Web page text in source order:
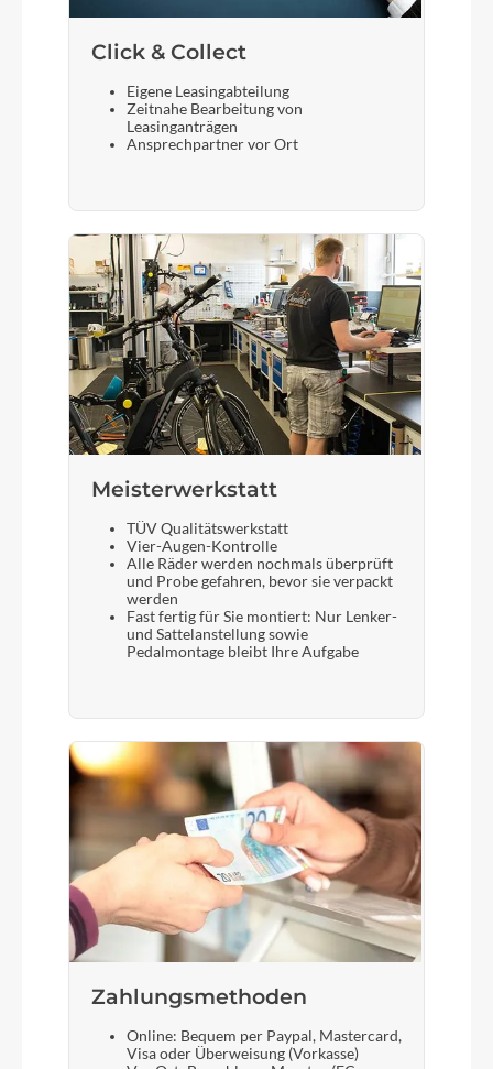
Click & Collect
Eigene Leasingabteilung
Zeitnahe Bearbeitung von
Leasinganträgen
Ansprechpartner vor Ort
Meisterwerkstatt
TÜV Qualitätswerkstatt
Vier-Augen-Kontrolle
Alle Räder werden nochmals überprüft
und Probe gefahren, bevor sie verpackt
werden
Fast fertig für Sie montiert: Nur Lenker-
und Sattelanstellung sowie
Pedalmontage bleibt Ihre Aufgabe
Zahlungsmethoden
Online: Bequem per Paypal, Mastercard,
Visa oder Überweisung (Vorkasse)